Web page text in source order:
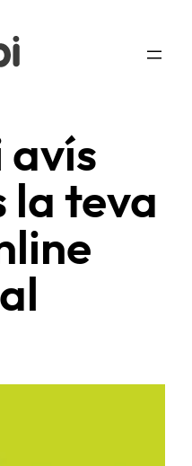
avís
la teva